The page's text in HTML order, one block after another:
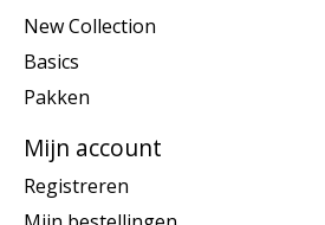
New Collection
Basics
Pakken
Mijn account
Registreren